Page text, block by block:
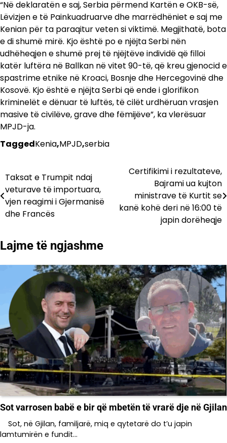
“Në deklaratën e saj, Serbia përmend Kartën e OKB-së,
Lëvizjen e të Painkuadruarve dhe marrëdhëniet e saj me
Kenian për ta paraqitur veten si viktimë. Megjithatë, bota
e di shumë mirë. Kjo është po e njëjta Serbi nën
udhëheqjen e shumë prej të njëjtëve individë që filloi
katër luftëra në Ballkan në vitet 90-të, që kreu gjenocid e
spastrime etnike në Kroaci, Bosnje dhe Hercegovinë dhe
Kosovë. Kjo është e njëjta Serbi që ende i glorifikon
kriminelët e dënuar të luftës, të cilët urdhëruan vrasjen
masive të civilëve, grave dhe fëmijëve”, ka vlerësuar
MPJD-ja.
TaggedKenia,MPJD,serbia
Lëvizje
te
postimet
Taksat e Trumpit ndaj
veturave të importuara,
vjen reagimi i Gjermanisë
dhe Francës
Certifikimi i rezultateve,
Bajrami ua kujton
ministrave të Kurtit se
kanë kohë deri në 16:00 të
japin dorëheqje
Lajme të ngjashme
Sot varrosen babë e bir që mbetën të vrarë dje në Gjilan
Sot, në Gjilan, familjarë, miq e qytetarë do t’u japin
lamtumirën e fundit…